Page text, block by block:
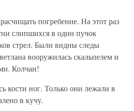
погребение. На этот раз
слипшихся в один пучок
стрел. Были видны следы
вооружилась скальпелем и
Колчан!
кости ног. Только они лежали в
в кучу.